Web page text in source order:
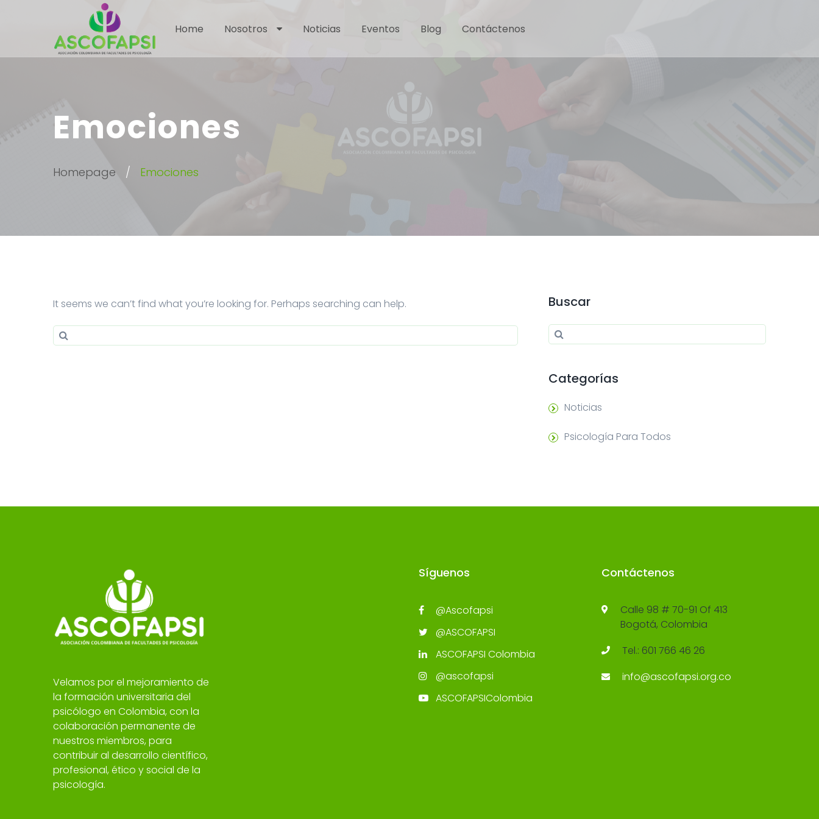
Home Nosotros Noticias Eventos Blog Contáctenos
Emociones
Homepage Emociones
It seems we can’t find what you’re looking for. Perhaps searching can help.
Search for:
Buscar
Search for:
Categorías
Noticias
Psicología Para Todos
Velamos por el mejoramiento de
la formación universitaria del
psicólogo en Colombia, con la
colaboración permanente de
nuestros miembros, para
contribuir al desarrollo científico,
profesional, ético y social de la
psicología.
Síguenos
@Ascofapsi
@ASCOFAPSI
ASCOFAPSI Colombia
@ascofapsi
ASCOFAPSIColombia
Contáctenos
Calle 98 # 70-91 Of 413
Bogotá, Colombia
Tel.: 601 766 46 26
info@ascofapsi.org.co